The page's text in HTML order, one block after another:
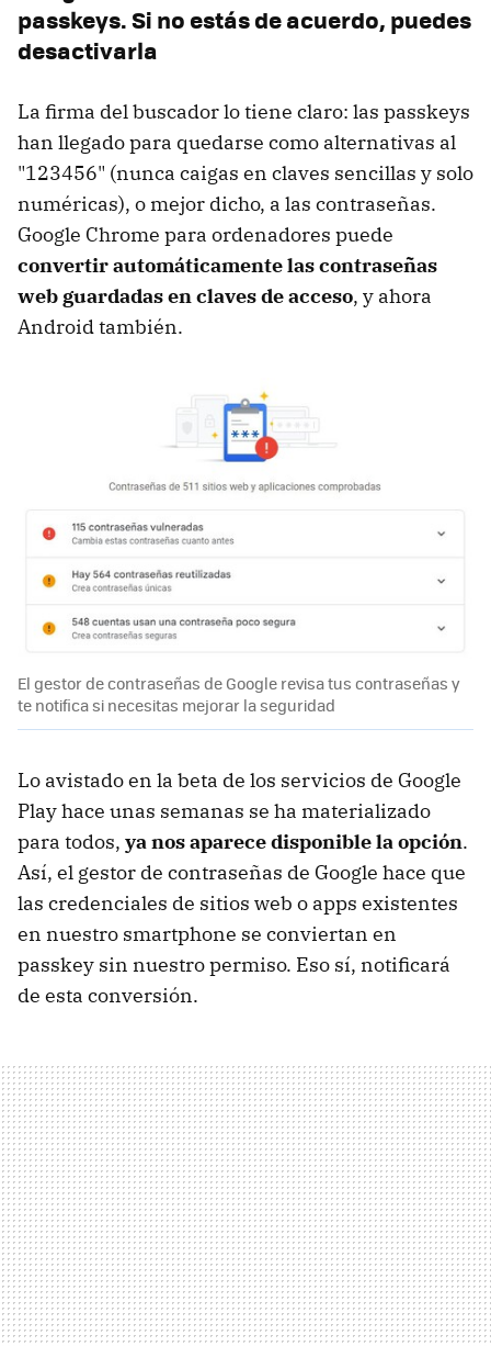
passkeys. Si no estás de acuerdo, puedes
desactivarla
La firma del buscador lo tiene claro: las passkeys
han llegado para quedarse como alternativas al
"123456" (nunca caigas en claves sencillas y solo
numéricas), o mejor dicho, a las contraseñas.
Google Chrome para ordenadores puede
convertir automáticamente las contraseñas
web guardadas en claves de acceso, y ahora
Android también.
El gestor de contraseñas de Google revisa tus contraseñas y
te notifica si necesitas mejorar la seguridad
Lo avistado en la beta de los servicios de Google
Play hace unas semanas se ha materializado
para todos, ya nos aparece disponible la opción.
Así, el gestor de contraseñas de Google hace que
las credenciales de sitios web o apps existentes
en nuestro smartphone se conviertan en
passkey sin nuestro permiso. Eso sí, notificará
de esta conversión.